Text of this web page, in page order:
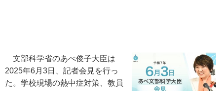
文部科学省のあべ俊子大臣は
2025年6月3日、記者会見を行っ
た。学校現場の熱中症対策、教員